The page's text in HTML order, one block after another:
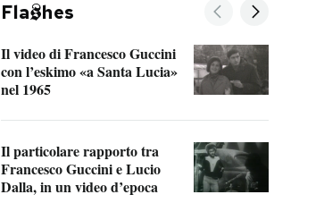
Fla hes
Il video di Francesco Guccini
con l’eskimo «a Santa Lucia»
nel 1965
Il particolare rapporto tra
Francesco Guccini e Lucio
Dalla, in un video d’epoca